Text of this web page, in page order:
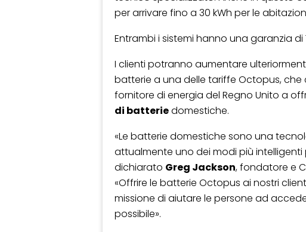
per arrivare fino a 30 kWh per le
Entrambi i sistemi hanno una garanzia di
I clienti potranno aumentare
batterie a una delle tariffe Octopus,
fornitore di energia del Regno Unito a
di batteriedomestiche.
«Le batterie domestiche sono una
attualmente uno dei modi più intelligenti
dichiarato Greg Jackson, fondatore e
«Offrire le batterie Octopus ai nostri
missione di aiutare le persone ad
possibile».